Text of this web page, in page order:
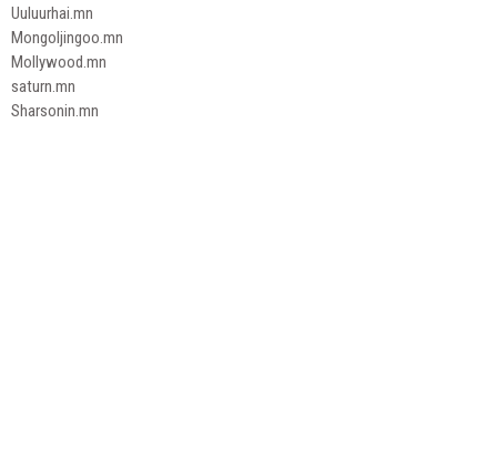
Uuluurhai.mn
Mongoljingoo.mn
Mollywood.mn
saturn.mn
Sharsonin.mn